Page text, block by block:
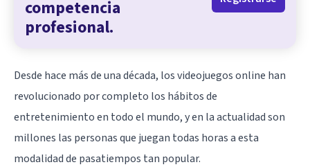
competencia
profesional.
Desde hace más de una década, los videojuegos online han
revolucionado por completo los hábitos de
entretenimiento en todo el mundo, y en la actualidad son
millones las personas que juegan todas horas a esta
modalidad de pasatiempos tan popular.